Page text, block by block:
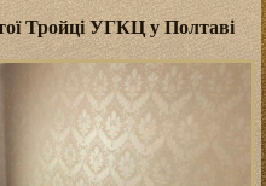
Тройці УГКЦ у Полтаві